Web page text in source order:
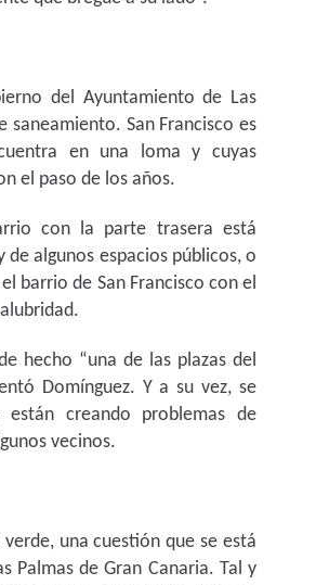
del Ayuntamiento de Las
saneamiento. San Francisco es
en una loma y cuyas
el paso de los años.
con la parte trasera está
algunos espacios públicos, o
barrio de San Francisco con el
hecho “una de las plazas del
Domínguez. Y a su vez, se
creando problemas de
vecinos.
una cuestión que se está
Palmas de Gran Canaria. Tal y